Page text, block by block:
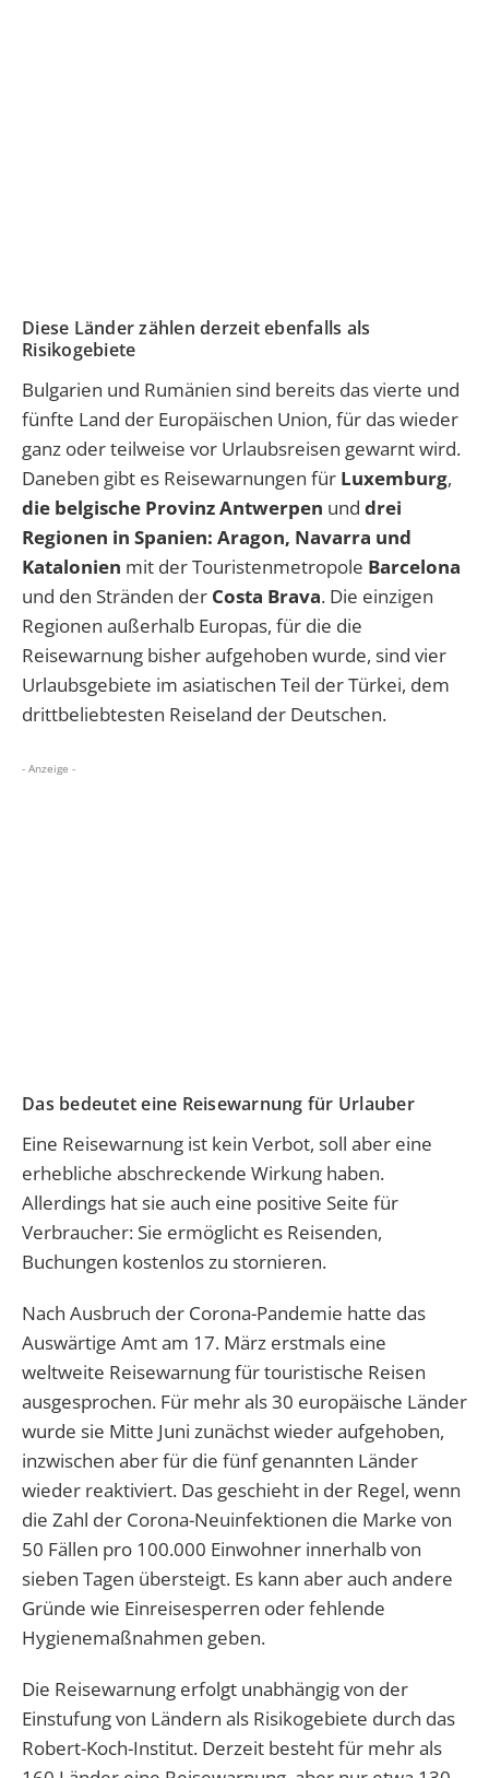
Diese Länder zählen derzeit ebenfalls als
Risikogebiete
Bulgarien und Rumänien sind bereits das vierte und
fünfte Land der Europäischen Union, für das wieder
ganz oder teilweise vor Urlaubsreisen gewarnt wird.
Daneben gibt es Reisewarnungen für Luxemburg,
die belgische Provinz Antwerpen und drei
Regionen in Spanien: Aragon, Navarra und
Katalonien mit der Touristenmetropole Barcelona
und den Stränden der Costa Brava. Die einzigen
Regionen außerhalb Europas, für die die
Reisewarnung bisher aufgehoben wurde, sind vier
Urlaubsgebiete im asiatischen Teil der Türkei, dem
drittbeliebtesten Reiseland der Deutschen.
- Anzeige -
Das bedeutet eine Reisewarnung für Urlauber
Eine Reisewarnung ist kein Verbot, soll aber eine
erhebliche abschreckende Wirkung haben.
Allerdings hat sie auch eine positive Seite für
Verbraucher: Sie ermöglicht es Reisenden,
Buchungen kostenlos zu stornieren.
Nach Ausbruch der Corona-Pandemie hatte das
Auswärtige Amt am 17. März erstmals eine
weltweite Reisewarnung für touristische Reisen
ausgesprochen. Für mehr als 30 europäische Länder
wurde sie Mitte Juni zunächst wieder aufgehoben,
inzwischen aber für die fünf genannten Länder
wieder reaktiviert. Das geschieht in der Regel, wenn
die Zahl der Corona-Neuinfektionen die Marke von
50 Fällen pro 100.000 Einwohner innerhalb von
sieben Tagen übersteigt. Es kann aber auch andere
Gründe wie Einreisesperren oder fehlende
Hygienemaßnahmen geben.
Die Reisewarnung erfolgt unabhängig von der
Einstufung von Ländern als Risikogebiete durch das
Robert-Koch-Institut. Derzeit besteht für mehr als